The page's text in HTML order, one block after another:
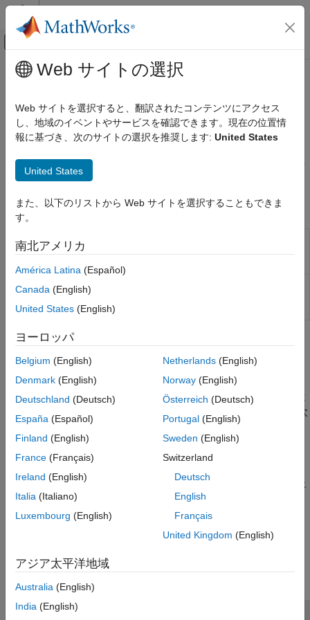
コンテンツへスキップ
オフキャンバス ナビゲーション メ
ドキュメンテーションのホーム
Simscape Multibody
Simscape Multibody 入門
用途
マルチボディ モデリング
シミュレーションと解析
展開
メインコンテンツ
Simscape の機械インターフェイス
Simscape™ Multibody™のジョイント ブロックを Simscape ブ
ロックに接続
進端子を含む Simscape ブロックに接続するには、次のブロック
を使用します。
Simscape ブロック
Rotational
Multibody
Translational
Multibody
Interface
トピック
Simscape ネットワークと Simscape Multibody のジョイント
との接続
Simscape の 1 次元ネットワークで表される、油圧システム、電
気システム、空気圧システム、その他の物理システムを含む 3 次
元機械システムをモデル化する。
複動式アクチュエータのモデル化
テムを Simscape でモデル化することにより、複動式アクチュエ
ータをモデル化します。
この情報は役に立ちましたか？
Web サイトの選択
Web サイトを選択すると、翻訳されたコンテンツにアクセス
し、地域のイベントやサービスを確認できます。現在の位置情
報に基づき、次のサイトの選択を推奨します: United States
United States
また、以下のリストから Web サイトを選択することもできま
す。
南北アメリカ
América Latina (Español)
Canada (English)
United States (English)
ヨーロッパ
Belgium (English)
Denmark (English)
Deutschland (Deutsch)
España (Español)
Finland (English)
France (Français)
Ireland (English)
Italia (Italiano)
Luxembourg (English)
Netherlands(English)
Norway(English)
Österreich (Deutsch)
Portugal(English)
Sweden (English)
Switzerland
Deutsch
English
Français
United Kingdom (English)
アジア太平洋地域
Australia (English)
India (English)